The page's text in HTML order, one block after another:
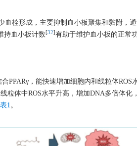
血栓形成，主要抑制血小板聚集和黏附，
持血小板计数[32]有助于维护血小板的正常
PPARγ，能快速增加细胞内和线粒体
粒体中ROS水平升高，增加DNA多倍体
表1。